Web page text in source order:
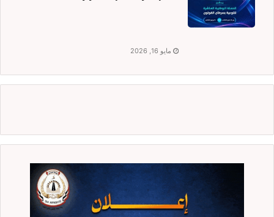
مايو 16, 2026